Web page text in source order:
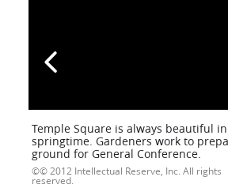
Temple Square is always beautiful
springtime. Gardeners work to
ground for General Conference.
© 2012 Intellectual Reserve, Inc. All rights
reserved.